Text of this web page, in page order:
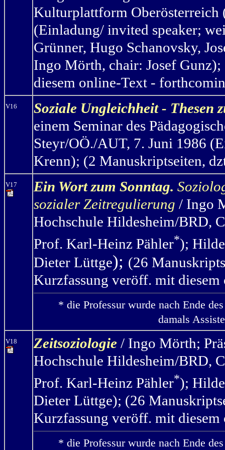
Kulturplattform Oberösterreich
(Einladung/ invited speaker;
Grünner, Hugo Schanovsky,
Ingo Mörth, chair: Josef
diesem online-Text -
V16
Soziale Ungleichheit - Thesen
einem Seminar des
Steyr/OÖ./AUT, 7. Juni 1986
Krenn); (2 Manuskriptseiten,
V17 Ein Wort zum Sonntag.
sozialer Zeitregulierung / Ingo
Hochschule Hildesheim/BRD,
Prof. Karl-Heinz Pähler*);
Dieter Lüttge); (26
Kurzfassung veröff. mit
* die Professur wurde nach Ende
damals
V18 Zeitsoziologie / Ingo Mörth;
Hochschule Hildesheim/BRD,
Prof. Karl-Heinz Pähler*);
Dieter Lüttge); (26
Kurzfassung veröff. mit
* die Professur wurde nach Ende